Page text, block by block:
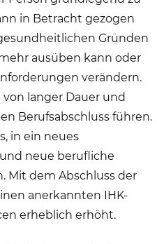
in Betracht gezogen
Gründen
ausüben kann oder
verändern.
langer Dauer und
Berufsabschluss führen.
in ein neues
neue berufliche
Mit dem Abschluss der
anerkannten IHK-
erheblich erhöht.